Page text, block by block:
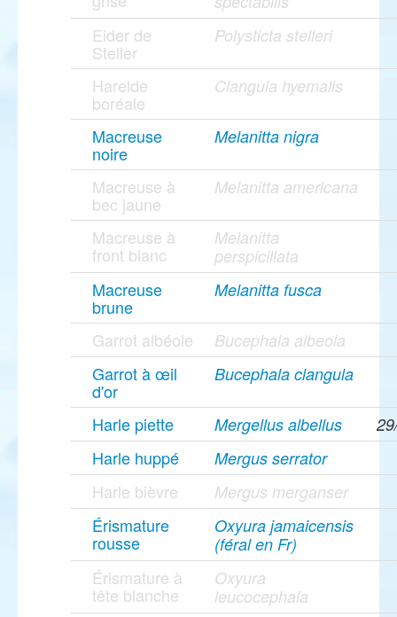
Eider de
Steller
Polysticta stelleri
Harelde
boréale
Clangula hyemalis
Macreuse
noire
Melanitta nigra
Macreuse à
bec jaune
Melanitta americana
Macreuse à
front blanc
Melanitta
perspicillata
Macreuse
brune
Melanitta fusca
Garrot albéole Bucephala albeola
Garrot à œil
d'or
Bucephala clangula
Harle piette Mergellus albellus
Harle huppé Mergus serrator
Harle bièvre Mergus merganser
Érismature
rousse
Oxyura jamaicensis
(féral en Fr)
Érismature à
tête blanche
Oxyura
leucocephala